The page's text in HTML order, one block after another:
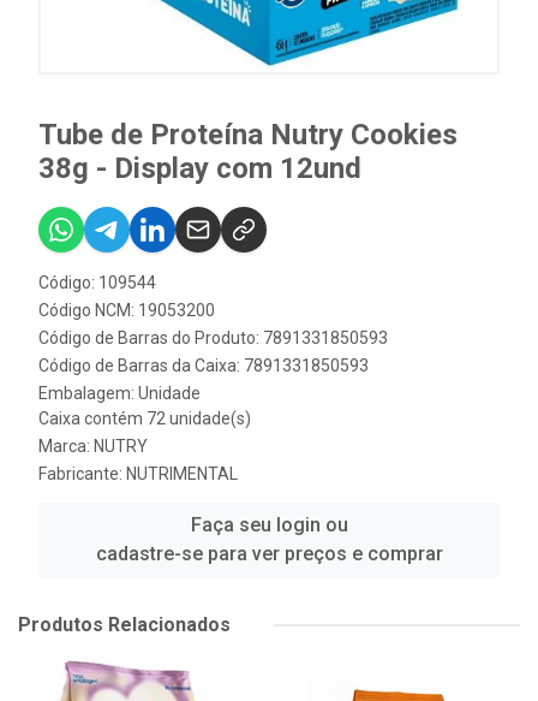
Tube de Proteína Nutry Cookies
38g - Display com 12und
Código: 109544
Código NCM: 19053200
Código de Barras do Produto: 7891331850593
Código de Barras da Caixa: 7891331850593
Embalagem: Unidade
Caixa contém 72 unidade(s)
Marca: NUTRY
Fabricante: NUTRIMENTAL
Faça seu login ou
cadastre-se para ver preços e comprar
Produtos Relacionados